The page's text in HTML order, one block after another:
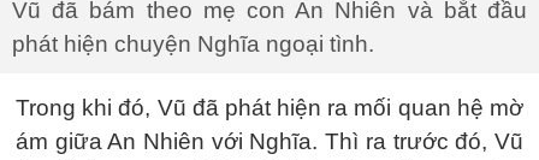
Vũ đã bám theo mẹ con An Nhiên và bắt đầu
phát hiện chuyện Nghĩa ngoại tình.
Trong khi đó, Vũ đã phát hiện ra mối quan hệ mờ
ám giữa An Nhiên với Nghĩa. Thì ra trước đó, Vũ